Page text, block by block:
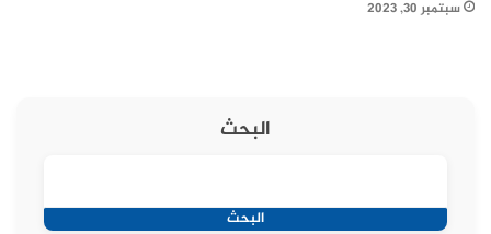
سبتمبر 30, 2023
البحث
البحث